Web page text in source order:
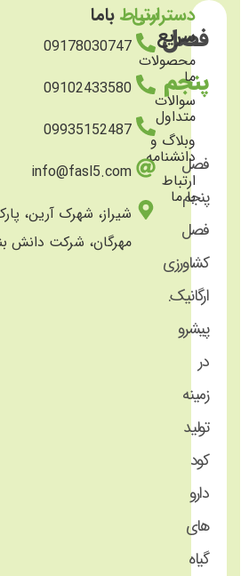
فصل
پنجم
فصل
پنجم
فصل
کشاورزی
ارگانیک.
پیشرو
در
زمینه
تولید
کود
دارو
های
گیاه
دسترسی
سریع
محصولات
ما
سوالات
متداول
وبلاگ و
دانشنامه
ارتباط
با ما
ارتباطباما
09178030747
09102433580
09935152487
info@fasl5.com
شیراز، شهرک آرین،
مهرگان، شرکت دانش